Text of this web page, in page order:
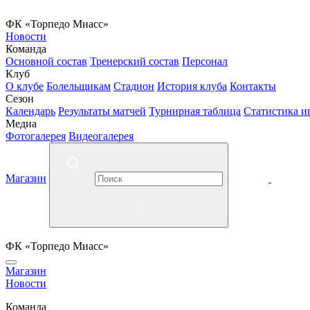
ФК «Торпедо Миасс»
Новости
Команда
Основной состав Тренерский состав Персонал
Клуб
О клубе Болельщикам Стадион История клуба Контакты
Сезон
Календарь Результаты матчей Турнирная таблица Статистика
Медиа
Фотогалерея Видеогалерея
Магазин
ФК «Торпедо Миасс»
Магазин
Новости
Команда